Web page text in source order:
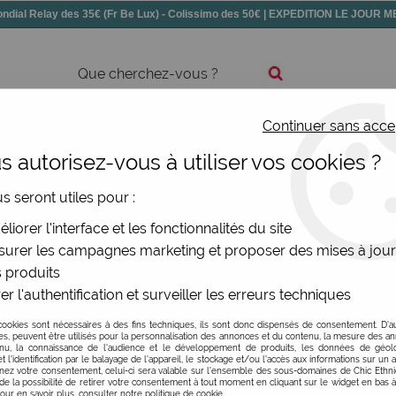
Relay des 35€ (Fr Be Lux) - Colissimo des 50€ | EXPEDITION LE JOUR
Bijoux
Boutique Poitiers
et la fabrication de
porte-cartes et de
simplicité et l'efficacité. Les boitiers sont enaluminum
la maroquinnerie design pour femme et pour homme.
marque est basée en Normandie. Ogon Design a été
Continuer sans
autorisez-vous à utiliser vos cookies ?
seront utiles pour :
l'interface et les fonctionnalités du site
les campagnes marketing et proposer des mises à
produits
l'authentification et surveiller les erreurs techniques
sont nécessaires à des fins techniques, ils sont donc dispensés de consentement.
peuvent être utilisés pour la personnalisation des annonces et du contenu, la mesure des
la connaissance de l'audience et le développement de produits, les données de
l'identification par le balayage de l'appareil, le stockage et/ou l'accès aux informations sur un
votre consentement, celui-ci sera valable sur l’ensemble des sous-domaines de Chic
la possibilité de retirer votre consentement à tout moment en cliquant sur le widget en bas
en savoir plus, consulter notre politique de cookie.